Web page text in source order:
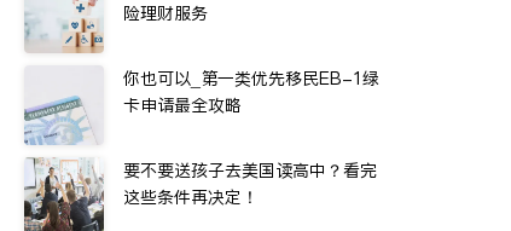
险理财服务
你也可以_第一类优先移民EB-1绿
卡申请最全攻略
要不要送孩子去美国读高中？看完
这些条件再决定！